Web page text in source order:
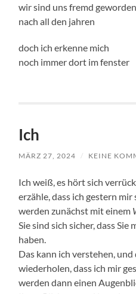
wir sind uns fremd geworden
nach all den jahren
doch ich erkenne mich
noch immer dort im fenster
Ich
MÄRZ 27, 2024 / KEINE
Ich weiß, es hört sich
erzähle, dass ich gestern
werden zunächst mit einem
Sie sind sich sicher, dass
haben.
Das kann ich verstehen,
wiederholen, dass ich mir
werden dann einen